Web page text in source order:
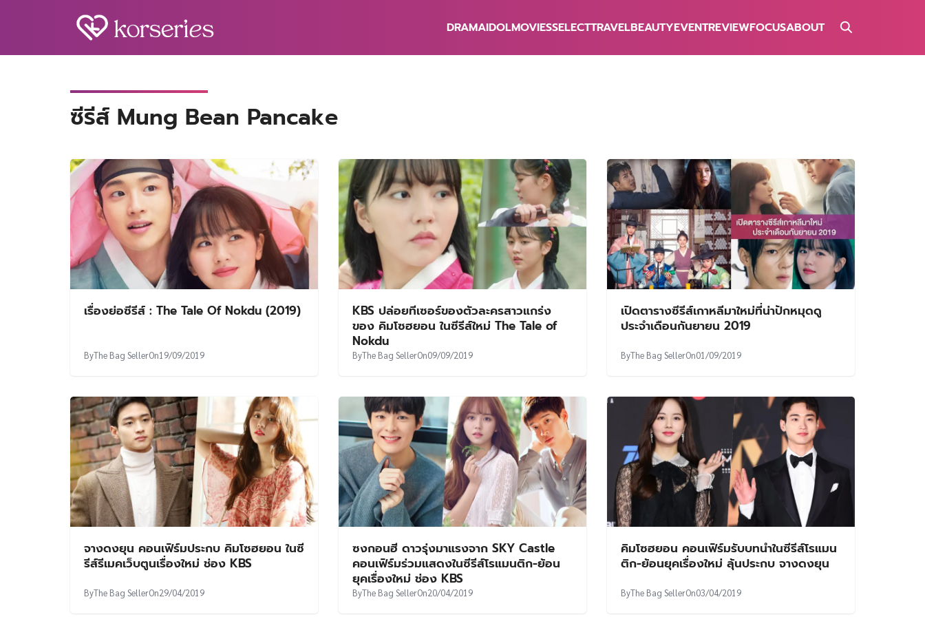
DRAMAIDOLMOVIESSELECTTRAVELBEAUTYEVENTREVIEWFOCUSABOUT
ซีรีส์ Mung Bean Pancake
เรื่องย่อซีรีส์ : The Tale Of Nokdu (2019)
ByThe Bag SellerOn19/09/2019
KBS ปล่อยทีเซอร์ของตัวละครสาวแกร่ง
ของ คิมโซฮยอน ในซีรีส์ใหม่ The Tale of
Nokdu
ByThe Bag SellerOn09/09/2019
เปิดตารางซีรีส์เกาหลีมาใหม่ที่น่าปักหมุดดู
ประจำเดือนกันยายน 2019
ByThe Bag SellerOn01/09/2019
จางดงยุน คอนเฟิร์มประกบ คิมโซฮยอน ในซี
รีส์รีเมคเว็บตูนเรื่องใหม่ ช่อง KBS
ByThe Bag SellerOn29/04/2019
ซงกอนฮี ดาวรุ่งมาแรงจาก SKY Castle
คอนเฟิร์มร่วมแสดงในซีรีส์โรแมนติก-ย้อน
ยุคเรื่องใหม่ ช่อง KBS
ByThe Bag SellerOn20/04/2019
คิมโซฮยอน คอนเฟิร์มรับบทนำในซีรีส์โรแมน
ติก-ย้อนยุคเรื่องใหม่ ลุ้นประกบ จางดงยุน
ByThe Bag SellerOn03/04/2019